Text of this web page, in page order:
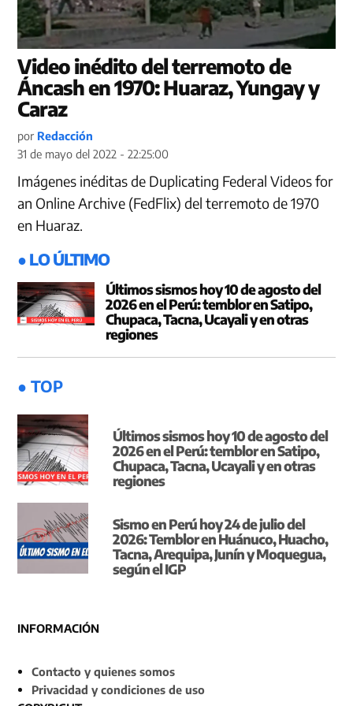
Video inédito del terremoto de
Áncash en 1970: Huaraz, Yungay y
Caraz
por Redacción
31 de mayo del 2022 - 22:25:00
Imágenes inéditas de Duplicating Federal Videos for
an Online Archive (FedFlix) del terremoto de 1970
en Huaraz.
● LO ÚLTIMO
Últimos sismos hoy 10 de agosto del
2026 en el Perú: temblor en Satipo,
Chupaca, Tacna, Ucayali y en otras
regiones
● TOP
Últimos sismos hoy 10 de agosto del
2026 en el Perú: temblor en Satipo,
Chupaca, Tacna, Ucayali y en otras
regiones
Sismo en Perú hoy 24 de julio del
2026: Temblor en Huánuco, Huacho,
Tacna, Arequipa, Junín y Moquegua,
según el IGP
INFORMACIÓN
Contacto y quienes somos
Privacidad y condiciones de uso